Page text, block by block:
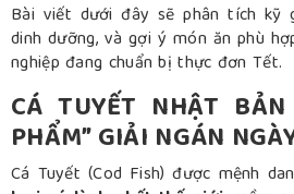
Bài viết dưới đây sẽ phân tích
dinh dưỡng, và gợi ý món ăn phù
nghiệp đang chuẩn bị thực đơn Tết.
CÁ TUYẾT NHẬT
PHẨM” GIẢI NGÁN
Cá Tuyết (Cod Fish) được mệnh